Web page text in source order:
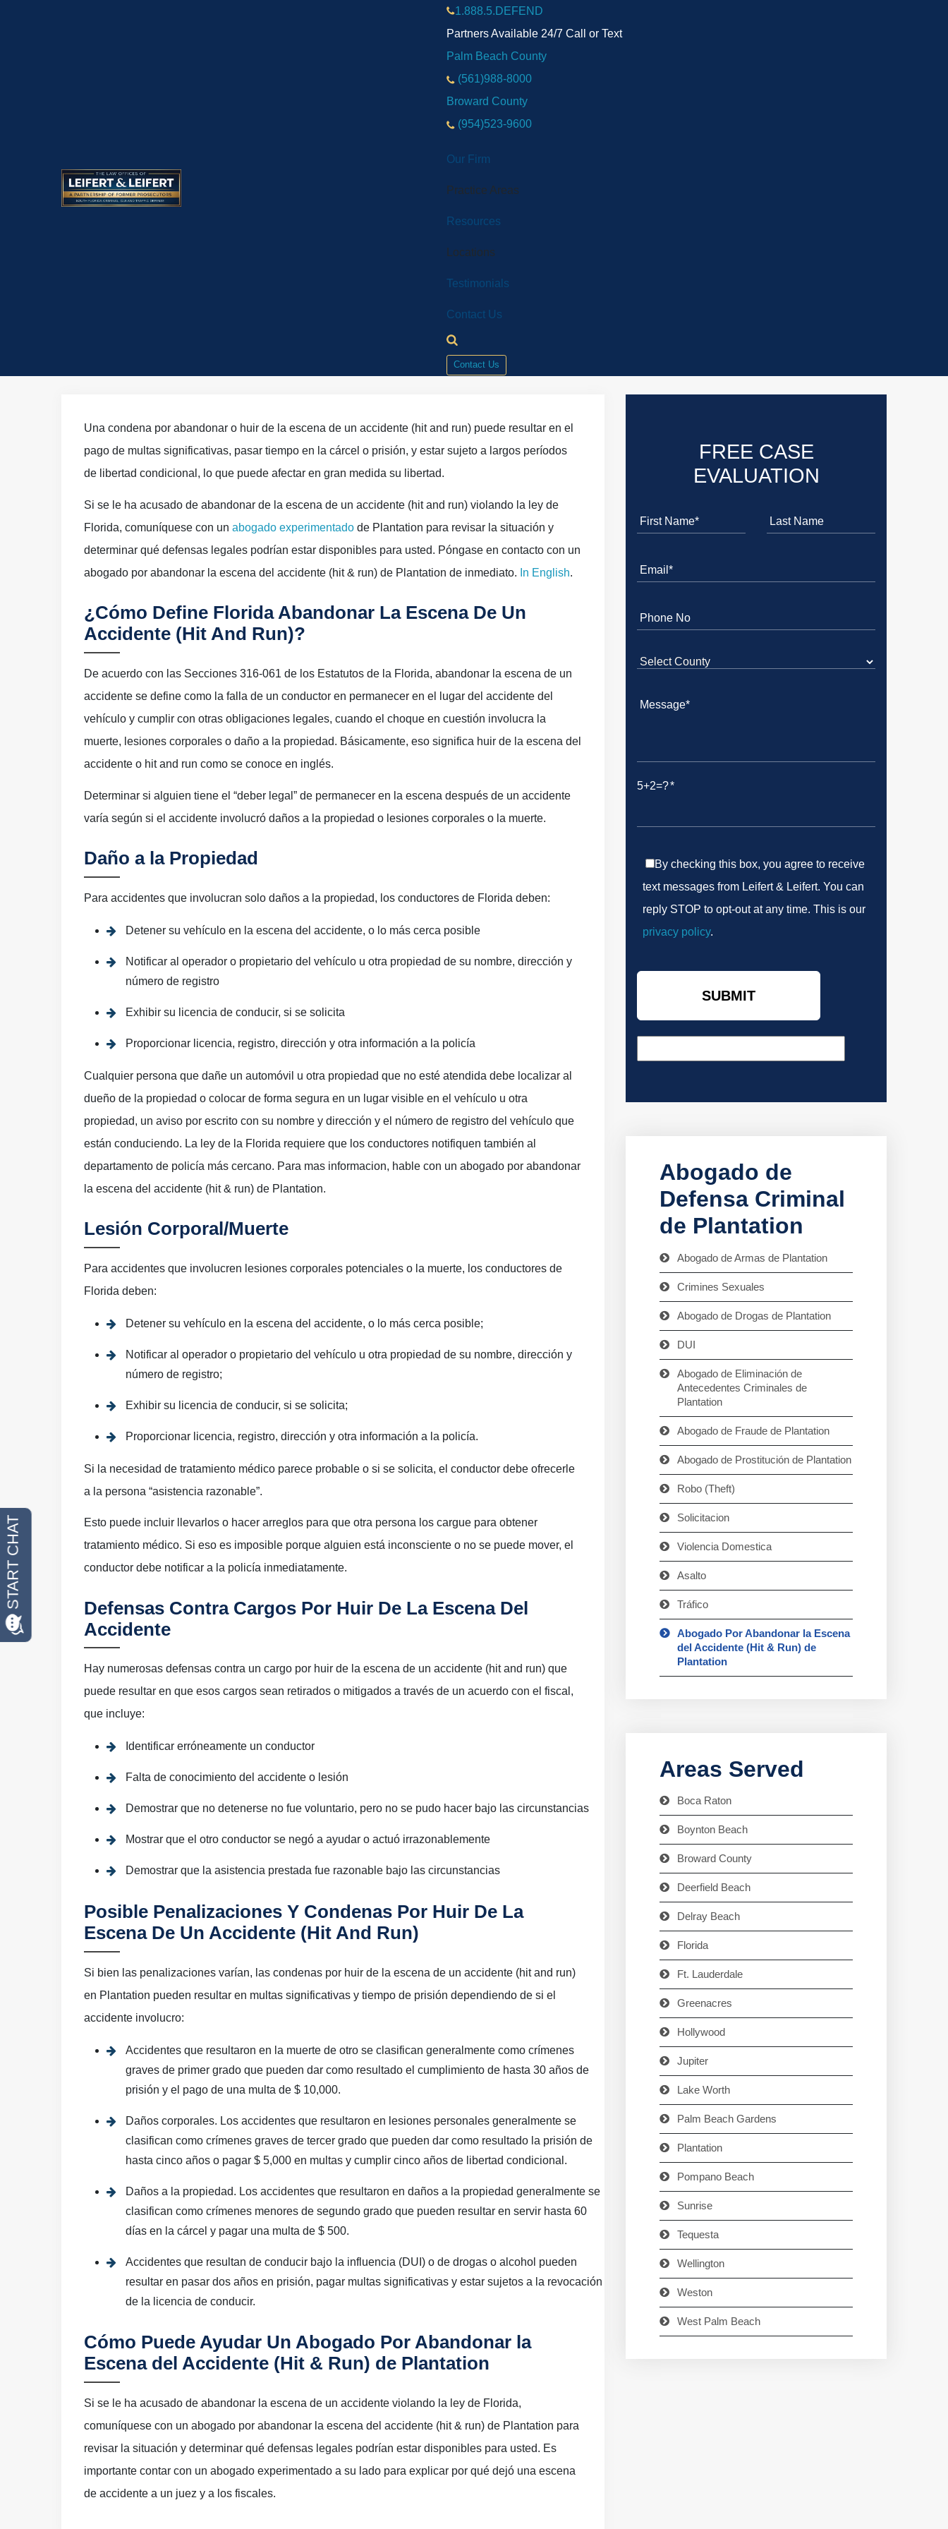
1.888.5.DEFEND
Partners Available 24/7 Call or Text
Palm Beach County
(561)988-8000
Broward County
(954)523-9600
Our Firm
Practice Areas
Resources
Locations
Testimonials
Contact Us
Contact Us
ABOGADO POR ABANDONAR LA ESCENA DEL ACCIDENTE (HIT & RUN)
DE PLANTATION
Abogado Por Abandonar la Escena del Accidente (Hit & Run) de Plantation
Una condena por abandonar o huir de la escena de un accidente (hit and run) puede resultar en el
pago de multas significativas, pasar tiempo en la cárcel o prisión, y estar sujeto a largos períodos
de libertad condicional, lo que puede afectar en gran medida su libertad.
Si se le ha acusado de abandonar de la escena de un accidente (hit and run) violando la ley de
Florida, comuníquese con un abogado experimentado de Plantation para revisar la situación y
determinar qué defensas legales podrían estar disponibles para usted. Póngase en contacto con un
abogado por abandonar la escena del accidente (hit & run) de Plantation de inmediato. In English.
¿Cómo Define Florida Abandonar La Escena De Un
Accidente (Hit And Run)?
De acuerdo con las Secciones 316-061 de los Estatutos de la Florida, abandonar la escena de un
accidente se define como la falla de un conductor en permanecer en el lugar del accidente del
vehículo y cumplir con otras obligaciones legales, cuando el choque en cuestión involucra la
muerte, lesiones corporales o daño a la propiedad. Básicamente, eso significa huir de la escena del
accidente o hit and run como se conoce en inglés.
Determinar si alguien tiene el “deber legal” de permanecer en la escena después de un accidente
varía según si el accidente involucró daños a la propiedad o lesiones corporales o la muerte.
Daño a la Propiedad
Para accidentes que involucran solo daños a la propiedad, los conductores de Florida deben:
Detener su vehículo en la escena del accidente, o lo más cerca posible
Notificar al operador o propietario del vehículo u otra propiedad de su nombre, dirección y
número de registro
Exhibir su licencia de conducir, si se solicita
Proporcionar licencia, registro, dirección y otra información a la policía
Cualquier persona que dañe un automóvil u otra propiedad que no esté atendida debe localizar al
dueño de la propiedad o colocar de forma segura en un lugar visible en el vehículo u otra
propiedad, un aviso por escrito con su nombre y dirección y el número de registro del vehículo que
están conduciendo. La ley de la Florida requiere que los conductores notifiquen también al
departamento de policía más cercano. Para mas informacion, hable con un abogado por abandonar
la escena del accidente (hit & run) de Plantation.
Lesión Corporal/Muerte
Para accidentes que involucren lesiones corporales potenciales o la muerte, los conductores de
Florida deben:
Detener su vehículo en la escena del accidente, o lo más cerca posible;
Notificar al operador o propietario del vehículo u otra propiedad de su nombre, dirección y
número de registro;
Exhibir su licencia de conducir, si se solicita;
Proporcionar licencia, registro, dirección y otra información a la policía.
Si la necesidad de tratamiento médico parece probable o si se solicita, el conductor debe ofrecerle
a la persona “asistencia razonable”.
Esto puede incluir llevarlos o hacer arreglos para que otra persona los cargue para obtener
tratamiento médico. Si eso es imposible porque alguien está inconsciente o no se puede mover, el
conductor debe notificar a la policía inmediatamente.
Defensas Contra Cargos Por Huir De La Escena Del
Accidente
Hay numerosas defensas contra un cargo por huir de la escena de un accidente (hit and run) que
puede resultar en que esos cargos sean retirados o mitigados a través de un acuerdo con el fiscal,
que incluye:
Identificar erróneamente un conductor
Falta de conocimiento del accidente o lesión
Demostrar que no detenerse no fue voluntario, pero no se pudo hacer bajo las circunstancias
Mostrar que el otro conductor se negó a ayudar o actuó irrazonablemente
Demostrar que la asistencia prestada fue razonable bajo las circunstancias
Posible Penalizaciones Y Condenas Por Huir De La
Escena De Un Accidente (Hit And Run)
Si bien las penalizaciones varían, las condenas por huir de la escena de un accidente (hit and run)
en Plantation pueden resultar en multas significativas y tiempo de prisión dependiendo de si el
accidente involucro:
Accidentes que resultaron en la muerte de otro se clasifican generalmente como crímenes
graves de primer grado que pueden dar como resultado el cumplimiento de hasta 30 años de
prisión y el pago de una multa de $ 10,000.
Daños corporales. Los accidentes que resultaron en lesiones personales generalmente se
clasifican como crímenes graves de tercer grado que pueden dar como resultado la prisión de
hasta cinco años o pagar $ 5,000 en multas y cumplir cinco años de libertad condicional.
Daños a la propiedad. Los accidentes que resultaron en daños a la propiedad generalmente se
clasifican como crímenes menores de segundo grado que pueden resultar en servir hasta 60
días en la cárcel y pagar una multa de $ 500.
Accidentes que resultan de conducir bajo la influencia (DUI) o de drogas o alcohol pueden
resultar en pasar dos años en prisión, pagar multas significativas y estar sujetos a la revocación
de la licencia de conducir.
Cómo Puede Ayudar Un Abogado Por Abandonar la
Escena del Accidente (Hit & Run) de Plantation
Si se le ha acusado de abandonar la escena de un accidente violando la ley de Florida,
comuníquese con un abogado por abandonar la escena del accidente (hit & run) de Plantation para
revisar la situación y determinar qué defensas legales podrían estar disponibles para usted. Es
importante contar con un abogado experimentado a su lado para explicar por qué dejó una escena
de accidente a un juez y a los fiscales.
FREE CASE
EVALUATION
5+2=?
By checking this box, you agree to receive
text messages from Leifert & Leifert. You can
reply STOP to opt-out at any time. This is our
privacy policy.
Abogado de
Defensa Criminal
de Plantation
Abogado de Armas de Plantation
Crimines Sexuales
Abogado de Drogas de Plantation
DUI
Abogado de Eliminación de
Antecedentes Criminales de
Plantation
Abogado de Fraude de Plantation
Abogado de Prostitución de Plantation
Robo (Theft)
Solicitacion
Violencia Domestica
Asalto
Tráfico
Abogado Por Abandonar la Escena
del Accidente (Hit & Run) de
Plantation
Areas Served
Boca Raton
Boynton Beach
Broward County
Deerfield Beach
Delray Beach
Florida
Ft. Lauderdale
Greenacres
Hollywood
Jupiter
Lake Worth
Palm Beach Gardens
Plantation
Pompano Beach
Sunrise
Tequesta
Wellington
Weston
West Palm Beach